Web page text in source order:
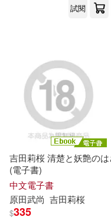
友田彩也香(68)
翔田千里(64)
筱原健太(60)
平本AKIRA(57)
吉河美希(56)
人民郵電出版社
北京師範大學出版
湖北美術出版社
慕客館(230)
本週上市新品(26)
電子書 (可複選)
適合手機平板閱讀
適合平板閱讀
免費電子書(19)
試閱
吉田莉桜 清楚と妖艶のは
(電子書)
中文電子書
原田武尚 吉田莉桜
$335